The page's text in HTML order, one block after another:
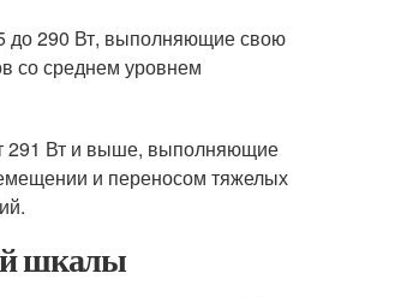
до 290 Вт, выполняющие свою
со среднем уровнем
291 Вт и выше, выполняющие
и переносом тяжелых
шкалы